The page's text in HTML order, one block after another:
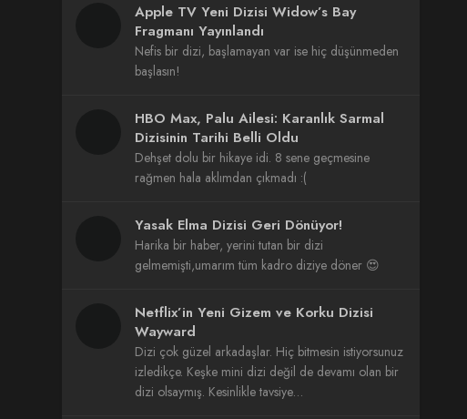
Apple TV Yeni Dizisi Widow’s Bay
Fragmanı Yayınlandı
Nefis bir dizi, başlamayan var ise hiç düşünmeden
başlasın!
HBO Max, Palu Ailesi: Karanlık Sarmal
Dizisinin Tarihi Belli Oldu
Dehşet dolu bir hikaye idi. 8 sene geçmesine
rağmen hala aklımdan çıkmadı :(
Yasak Elma Dizisi Geri Dönüyor!
Harika bir haber, yerini tutan bir dizi
gelmemişti,umarım tüm kadro diziye döner 😍
Netflix’in Yeni Gizem ve Korku Dizisi
Wayward
Dizi çok güzel arkadaşlar. Hiç bitmesin istiyorsunuz
izledikçe. Keşke mini dizi değil de devamı olan bir
dizi olsaymış. Kesinlikle tavsiye…